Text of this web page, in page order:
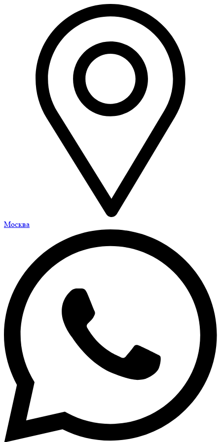
Москва